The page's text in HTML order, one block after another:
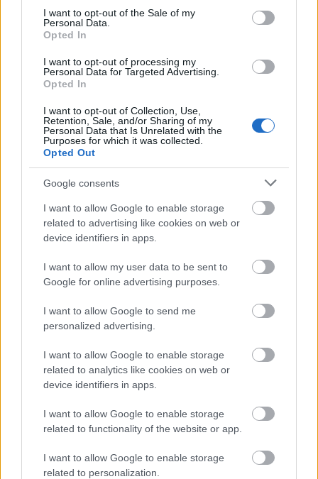
consent section.
I want to opt-out of the Sale of my
Personal Data.
Opted In
I want to opt-out of processing my
Personal Data for Targeted Advertising.
Opted In
I want to opt-out of Collection, Use,
Retention, Sale, and/or Sharing of my
Personal Data that Is Unrelated with the
Purposes for which it was collected.
Opted Out
Google consents
I want to allow Google to enable storage
related to advertising like cookies on web or
device identifiers in apps.
I want to allow my user data to be sent to
Google for online advertising purposes.
I want to allow Google to send me
personalized advertising.
I want to allow Google to enable storage
related to analytics like cookies on web or
device identifiers in apps.
I want to allow Google to enable storage
related to functionality of the website or app.
I want to allow Google to enable storage
related to personalization.
mi történne szerintük utólag.
Ugratás? Bár nekünk is lenne egy ilyen ugratásunk
18 éve
Nem vagyok egy elszállt ember, sőt, kimondottan
szkeptikus. Szenvedek is tőle, mivel energetikai
gyógyítással foglalkozom, vagy nevezzük minek -
ráteszem a kezem az ember fejére, és ahogy az
egyik, sokadszori alkalommal visszajáró mondja,
"sütni kezdem az agyát". Esküszöm, leghőbb
vágyam, hogy tudjam, mi történik ilyenkor. Annyit
menstruációja megjön, amint felkel kezelés után, a
másik egyik hétről a másikra saját meglepetésére is
radikálisan csökken a fájdalom, és sorolhatnám.
Meg hogy nálam ez valami furcsa meditatív
tudatállapot. Hogy mi zajlik az agyamban ilyenkor,
hogy hogyan vagyunk összehangolódva azzal, akivel
éppen dolgozom, mit csinálnak bennünk a
valamiféle hullámhosszok, molekulák, mindez
számomra rejtély. Ha találnék egy elfogulatlan
"szkeptikust", aki segítene megérteni, tudományos
megalapozottá vagy ugyanekkora igényességgel
humbuggá nyilvánítani a jelenséget, én állok elébe.
Rám rakhatnak műszereket akár, ha kitalálják, mit